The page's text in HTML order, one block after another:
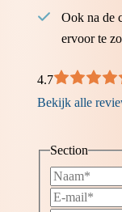
Ook na de
ervoor te
4.7
Bekijk alle
Section